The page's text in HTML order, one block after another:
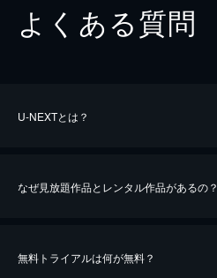
よくある質問
U-NEXTとは？
なぜ見放題作品とレンタル作品があるの？
無料トライアルは何が無料？